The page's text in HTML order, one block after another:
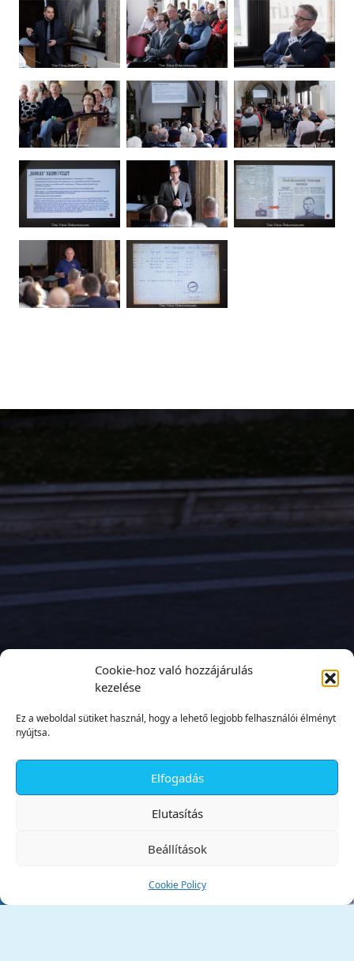
Cookie-hoz való hozzájárulás
kezelése
Ez a weboldal sütiket használ, hogy a lehető legjobb felhasználói élményt
nyújtsa.
Elfogadás
Elutasítás
Beállítások
Cookie Policy
Tata Város Önkormányzata
✕